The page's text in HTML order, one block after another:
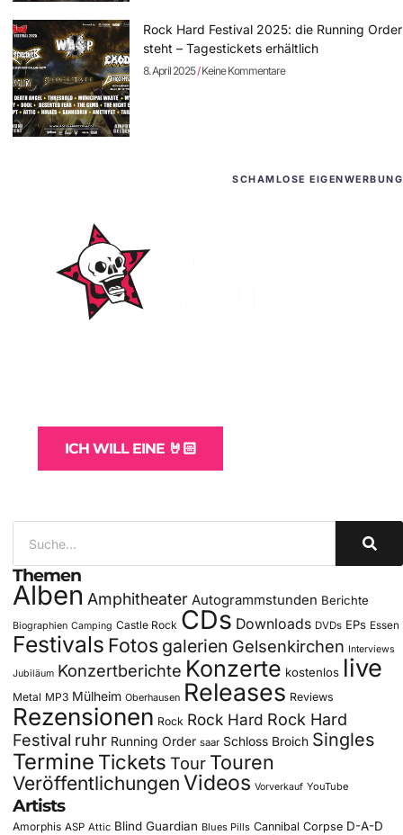
Rock Hard Festival 2025: die Running Order
steht – Tagestickets erhältlich
8. April 2025 Keine Kommentare
SCHAMLOSE EIGENWERBUNG
ICH WILL EINE 🤘🏻
Themen
Alben Amphitheater Autogrammstunden Berichte
Biographien Camping Castle Rock CDs Downloads DVDs EPs Essen
Festivals Fotos galerien Gelsenkirchen Interviews
Jubiläum Konzertberichte Konzerte kostenlos live
Metal MP3 Mülheim Oberhausen Releases Reviews
Rezensionen Rock Rock Hard Rock Hard
Festival ruhr Running Order saar Schloss Broich Singles
Termine Tickets Tour Touren
Veröffentlichungen Videos Vorverkauf YouTube
Artists
Amorphis ASP Attic Blind Guardian Blues Pills Cannibal Corpse D-A-D